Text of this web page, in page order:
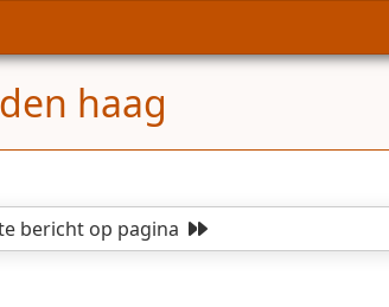
haag
berichtop pagina